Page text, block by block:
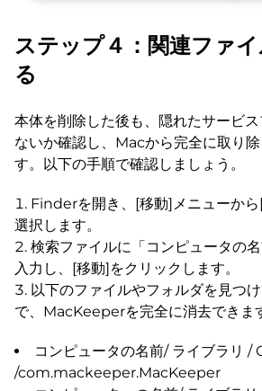
ステップ４：関連ファ
る
本体を削除した後も、隠れたサービ
ないか確認し、Macから完全に取り
す。以下の手順で確認しましょう。
Finderを開き、[移動]メニューか
選択します。
検索ファイルに「コンピュータの
入力し、[移動]をクリックします。
以下のファイルやフォルダを見つ
で、MacKeeperを完全に消去できま
コンピュータの名前/ ライブラリ /
/com.mackeeper.MacKeeper